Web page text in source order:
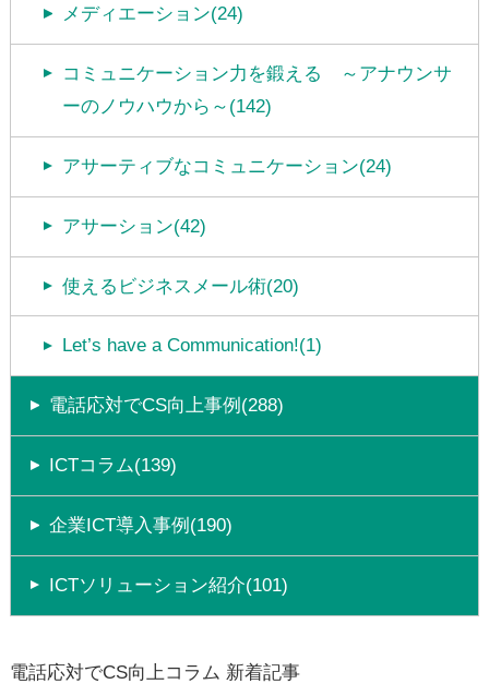
メディエーション(24)
コミュニケーション力を鍛える ～アナウンサ
ーのノウハウから～(142)
アサーティブなコミュニケーション(24)
アサーション(42)
使えるビジネスメール術(20)
Let’s have a Communication!(1)
電話応対でCS向上事例(288)
ICTコラム(139)
企業ICT導入事例(190)
ICTソリューション紹介(101)
電話応対でCS向上コラム 新着記事